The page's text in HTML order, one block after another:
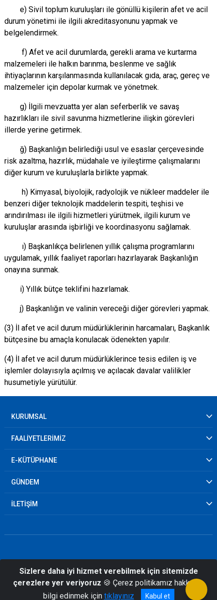
e) Sivil toplum kuruluşları ile gönüllü kişilerin afet ve acil
durum yönetimi ile ilgili akreditasyonunu yapmak ve
belgelendirmek.
f) Afet ve acil durumlarda, gerekli arama ve kurtarma
malzemeleri ile halkın barınma, beslenme ve sağlık
ihtiyaçlarının karşılanmasında kullanılacak gıda, araç, gereç ve
malzemeler için depolar kurmak ve yönetmek.
g) İlgili mevzuatta yer alan seferberlik ve savaş
hazırlıkları ile sivil savunma hizmetlerine ilişkin görevleri
illerde yerine getirmek.
ğ) Başkanlığın belirlediği usul ve esaslar çerçevesinde
risk azaltma, hazırlık, müdahale ve iyileştirme çalışmalarını
diğer kurum ve kuruluşlarla birlikte yapmak.
h) Kimyasal, biyolojik, radyolojik ve nükleer maddeler ile
benzeri diğer teknolojik maddelerin tespiti, teşhisi ve
arındırılması ile ilgili hizmetleri yürütmek, ilgili kurum ve
kuruluşlar arasında işbirliği ve koordinasyonu sağlamak.
ı) Başkanlıkça belirlenen yıllık çalışma programlarını
uygulamak, yıllık faaliyet raporları hazırlayarak Başkanlığın
onayına sunmak.
i) Yıllık bütçe teklifini hazırlamak.
j) Başkanlığın ve valinin vereceği diğer görevleri yapmak.
(3) İl afet ve acil durum müdürlüklerinin harcamaları, Başkanlık
bütçesine bu amaçla konulacak ödenekten yapılır.
(4) İl afet ve acil durum müdürlüklerince tesis edilen iş ve
işlemler dolayısıyla açılmış ve açılacak davalar valilikler
husumetiyle yürütülür.
KURUMSAL
FAALİYETLERİMİZ
E-KÜTÜPHANE
GÜNDEM
İLETİŞİM
© 2026 Isparta İl Afet ve Acil Durum
Müdürlüğü
Sizlere daha iyi hizmet verebilmek için sitemizde
çerezlere yer veriyoruz 🍪 Çerez politikamız hakkında
bilgi edinmek için tıklayınız Kabul et